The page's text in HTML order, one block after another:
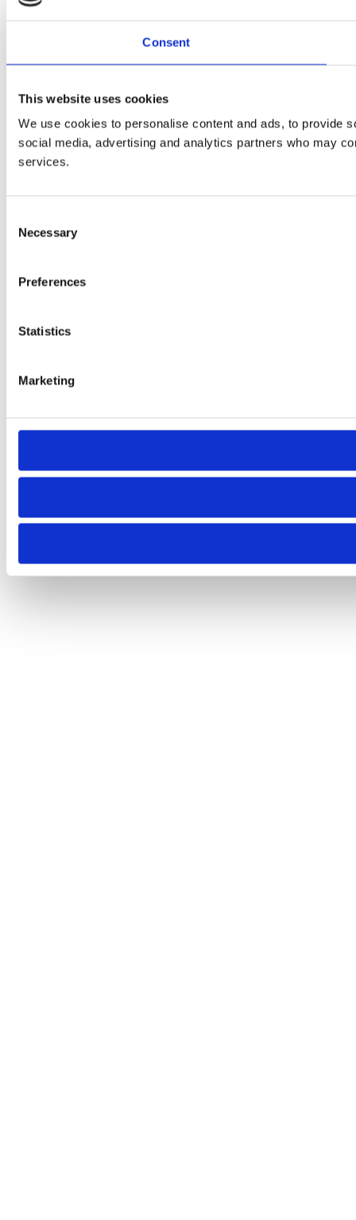
Consent
This website uses cookies
We use cookies to personalise content and ads, to provide
social media, advertising and analytics partners who may
services.
Selection
Necessary
Preferences
Statistics
Marketing